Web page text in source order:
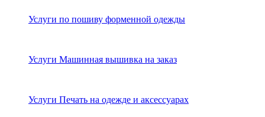
Услуги по пошиву форменной одежды
Услуги Машинная вышивка на заказ
Услуги Печать на одежде и аксессуарах